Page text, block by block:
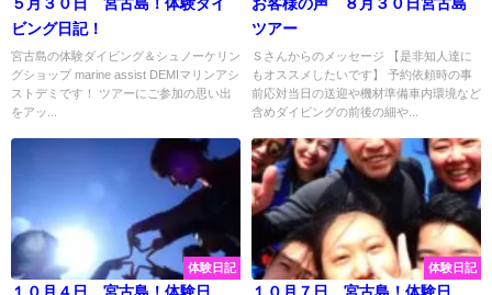
ビング日記！
宮古島の体験ダイビング＆シュノーケリン
グショップ marine assist DEMIマリンアシ
ストデミです！ ツアーにご参加の思い出
をアッ...
ツアー
Ｓさんからのメッセージ 【是非知人達に
もオススメしたいです】 予約依頼時の事
前応対当日の送迎や機材準備車内環境など
含めダイビングの前後の細や...
体験日記
１０月４日 宮古島！体験日
体験日記
１０月７日 宮古島！体験日